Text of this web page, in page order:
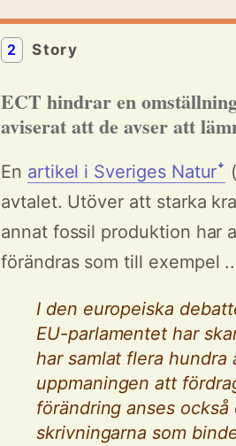
2 Story
ECT hindrar en
aviserat att de avser att
En artikel i Sveriges Naturꜜ
avtalet. Utöver att starka
annat fossil produktion har
förändras som till exempel
I den europeiska
EU-parlamentet har
har samlat flera
uppmaningen att
förändring anses
skrivningarna som